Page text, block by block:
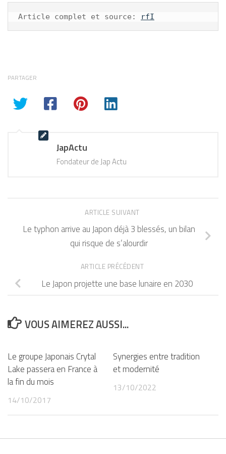
Article complet et source: rfI
PARTAGER
JapActu
Fondateur de Jap Actu
ARTICLE SUIVANT
Le typhon arrive au Japon déjà 3 blessés, un bilan
qui risque de s’alourdir
ARTICLE PRÉCÉDENT
Le Japon projette une base lunaire en 2030
VOUS AIMEREZ AUSSI...
Le groupe Japonais Crytal
Lake passera en France à
la fin du mois
14/10/2017
Synergies entre tradition
et modernité
13/10/2022